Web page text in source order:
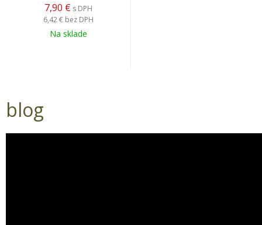
7,90 € s DPH
6,42 € bez DPH
Na sklade
blog